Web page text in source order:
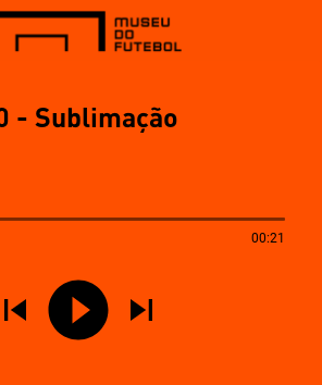
- Sublimação
00:21